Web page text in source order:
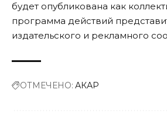
будет опубликована как
программа действий
издательского и рекламного
ОТМЕЧЕНО: АКАР